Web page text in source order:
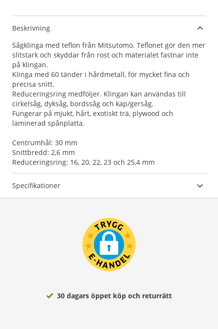
Beskrivning
Sågklinga med teflon från Mitsutomo. Teflonet gör den mer
slitstark och skyddar från rost och materialet fastnar inte
på klingan.
Klinga med 60 tänder i hårdmetall, för mycket fina och
precisa snitt.
Reduceringsring medföljer. Klingan kan användas till
cirkelsåg, dyksåg, bordssåg och kap/gersåg.
Fungerar på mjukt, hårt, exotiskt trä, plywood och
laminerad spånplatta.
Centrumhål: 30 mm
Snittbredd: 2,6 mm
Reduceringsring: 16, 20, 22, 23 och 25,4 mm
Specifikationer
30 dagars öppet köp och returrätt